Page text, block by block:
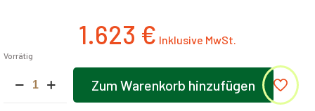
1.623 €
Vorrätig
Dreirad
Zum Warenkorb hinzufügen